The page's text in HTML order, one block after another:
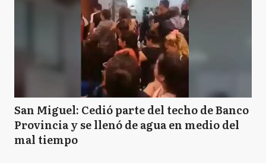
San Miguel: Cedió parte del techo de Banco
Provincia y se llenó de agua en medio del
mal tiempo